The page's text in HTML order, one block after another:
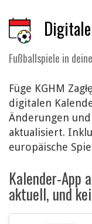
Fußballspiele in
Füge KGHM
digitalen
Änderungen
aktualisiert.
europäische
Kalender-App
aktuell, und